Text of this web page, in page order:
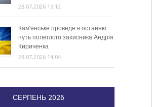
28.07.2026 19:12
Кам’янське проведе в останню
путь полеглого захисника Андрія
Кириченка
28.07.2026 14:04
СЕРПЕНЬ 2026